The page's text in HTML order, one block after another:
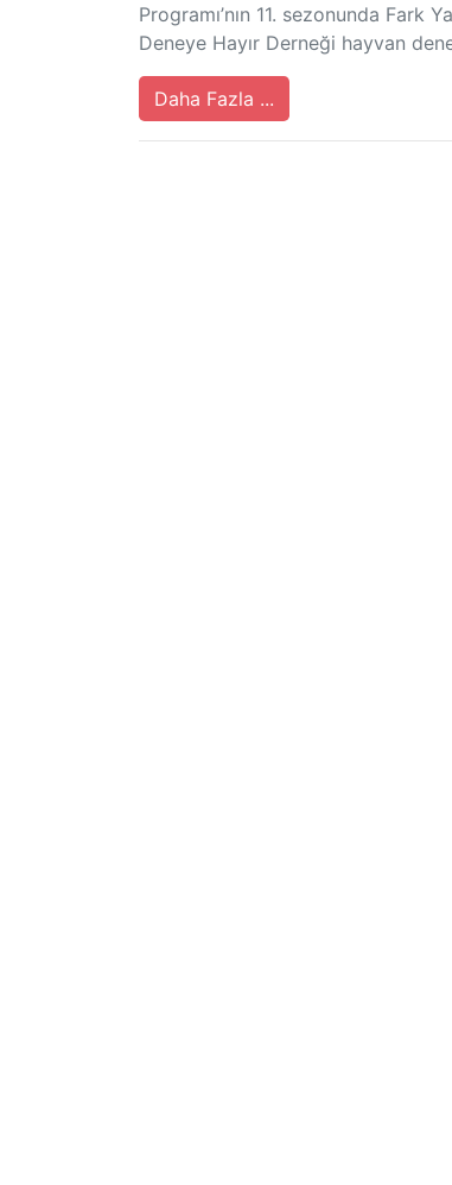
Programı’nın 11. sezonunda Fark
Deneye Hayır Derneği hayvan
Daha Fazla ...